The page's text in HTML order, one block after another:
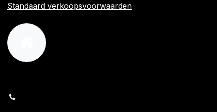
Standaard verkoopsvoorwaarden